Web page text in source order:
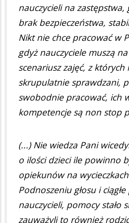
nauczycieli na zastępstwa,
brak bezpieczeństwa,
Nikt nie chce pracować w
gdyż nauczyciele muszą
scenariusz zajęć, z których
skrupulatnie sprawdzani,
swobodnie pracować, ich
kompetencje są non stop
(...) Nie wiedza Pani
o ilości dzieci ile powinno
opiekunów na
Podnoszeniu głosu i
nauczycieli, pomocy stało
zauważyli to również